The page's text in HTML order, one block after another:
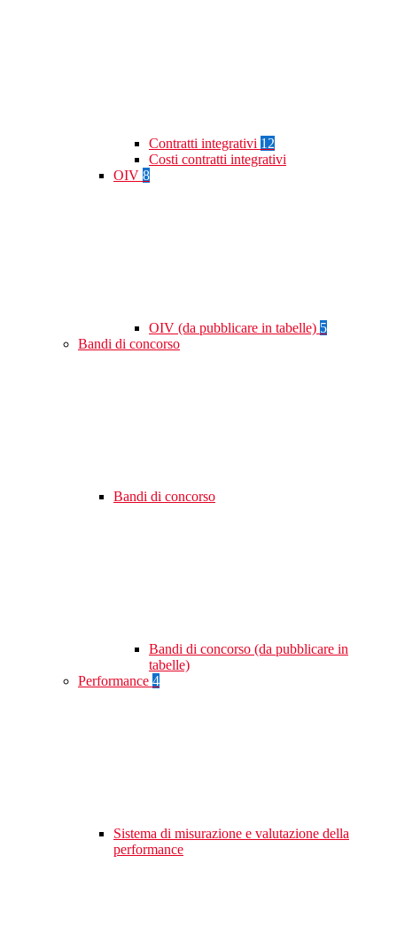
Contratti integrativi 12
Costi contratti integrativi
OIV 8
OIV (da pubblicare in tabelle) 5
Bandi di concorso
Bandi di concorso
Bandi di concorso (da pubblicare in
tabelle)
Performance 4
Sistema di misurazione e valutazione della
performance